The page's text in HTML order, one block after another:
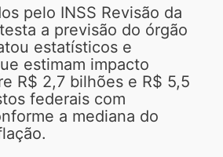
pelo INSS Revisão da
a previsão do órgão
estatísticos e
estimam impacto
R$ 2,7 bilhões e R$ 5,5
federais com
a mediana do